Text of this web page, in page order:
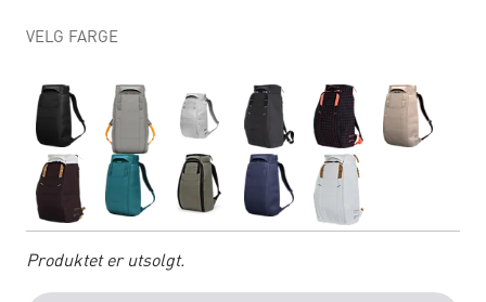
VELG FARGE
Produktet er utsolgt.